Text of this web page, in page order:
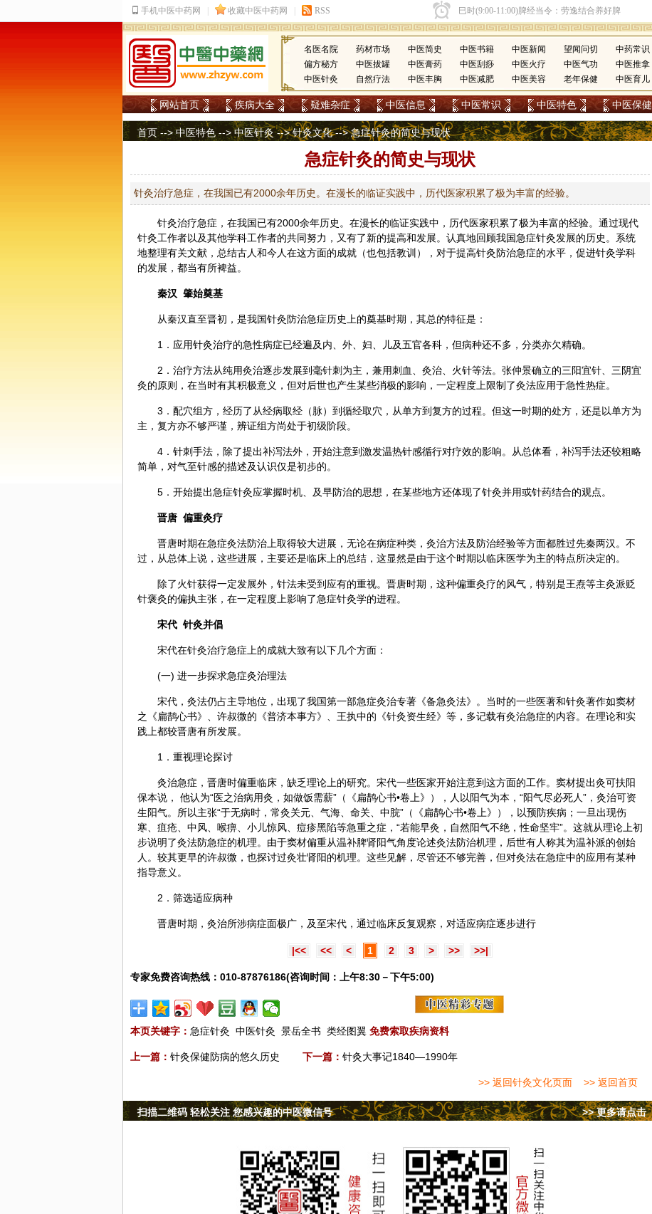
名医名院 药材市场 中医简史 中医书籍 中医新闻 望闻问切 中药常识
偏方秘方
中医拔罐 中医膏药 中医刮痧 中医火疗 中医气功 中医推拿
中医针灸
自然疗法 中医丰胸 中医减肥 中医美容 老年保健 中医育儿
网站首页 疾病大全 疑难杂症 中医信息 中医常识 中医特色 中医保健
首页 -->中医特色 -->中医针灸-->针灸文化--> 急症针灸的简史与现状
急症针灸的简史与现状
针灸治疗急症，在我国已有2000余年历史。在漫长的临证实践中，历代医家积累了极为丰富的经验。
针灸治疗急症，在我国已有2000余年历史。在漫长的临证实践中，历代医家积累了极为丰富的经验。通过现代
针灸工作者以及其他学科工作者的共同努力，又有了新的提高和发展。认真地回顾我国急症针灸发展的历史。系统
地整理有关文献，总结古人和今人在这方面的成就（也包括教训），对于提高针灸防治急症的水平，促进针灸学科
的发展，都当有所裨益。
秦汉 肇始奠基
从秦汉直至晋初，是我国针灸防治急症历史上的奠基时期，其总的特征是：
1．应用针灸治疗的急性病症已经遍及内、外、妇、儿及五官各科，但病种还不多，分类亦欠精确。
2．治疗方法从纯用灸治逐步发展到毫针刺为主，兼用刺血、灸治、 火针等法。 张仲景确立的三阳宜针、三阴宜
灸的原则，在当时有其积极意义，但对后世也产生某些消极的影响，一定程度上限制了灸法应用于急性热症。
3．配穴组方，经历了从经病取经（脉）到循经取穴，从单方到复方的过程。但这一时期的处方，还是以单方为
主，复方亦不够严谨，辨证组方尚处于初级阶段。
4．针刺手法，除了提出补泻法外，开始注意到激发温热针感循行对疗效的影响。从总体看，补泻手法还较粗略
简单，对气至针感的描述及认识仅是初步的。
5．开始提出急症针灸应掌握时机、及早防治的思想，在某些地方还体现了针灸并用或针药结合的观点。
晋唐 偏重灸疗
晋唐时期在急症灸法防治上取得较大进展，无论在病症种类，灸治方法及防治经验等方面都胜过先秦两汉。不
过，从总体上说，这些进展，主要还是临床上的总结，这显然是由于这个时期以临床医学为主的特点所决定的。
除了火针获得一定发展外，针法未受到应有的重视。晋唐时期，这种偏重灸疗的风气，特别是王焘等主灸派贬
针褒灸的偏执主张，在一定程度上影响了急症针灸学的进程。
宋代 针灸并倡
宋代在针灸治疗急症上的成就大致有以下几个方面：
(一) 进一步探求急症灸治理法
宋代，灸法仍占主导地位，出现了我国第一部急症灸治专著《备急灸法》。当时的一些医著和针灸著作如窦材
之《扁鹊心书》、许叔微的《普济本事方》、王执中的《针灸资生经》等，多记载有灸治急症的内容。在理论和实
践上都较晋唐有所发展。
1．重视理论探讨
灸治急症，晋唐时偏重临床，缺乏理论上的研究。宋代一些医家开始注意到这方面的工作。窦材提出灸可扶阳
保本说， 他认为“医之治病用灸，如做饭需薪”（《扁鹊心书•卷上》），人以阳气为本，“阳气尽必死人”，灸治可资
生阳气。所以主张“于无病时，常灸关元 气海 、命关、 中脘”（《扁鹊心书•卷上》），以预防疾病；一旦出现伤
寒、疽疮、中风、喉痹、小儿惊风、痘疹黑陷等急重之症，“若能早灸，自然阳气不绝，性命坚牢”。这就从理论上初
步说明了灸法防急症的机理。由于窦材偏重从温补脾肾阳气角度论述灸法防治机理，后世有人称其为温补派的创始
人。较其更早的许叔微，也探讨过灸壮肾阳的机理。这些见解，尽管还不够完善，但对灸法在急症中的应用有某种
指导意义。
2．筛选适应病种
晋唐时期，灸治所涉病症面极广，及至宋代，通过临床反复观察，对适应病症逐步进行
|<< << < 1 2 3 > >> >>|
专家免费咨询热线：010-87876186(咨询时间：上午8:30－下午5:00)
本页关键字： 急症针灸 中医针灸 景岳全书 类经图翼 免费索取疾病资料
上一篇： 针灸保健防病的悠久历史 下一篇： 针灸大事记1840—1990年
>> 返回针灸文化页面 >> 返回首页
>> 更多请点击
扫描二维码 轻松关注 您感兴趣的中医微信号